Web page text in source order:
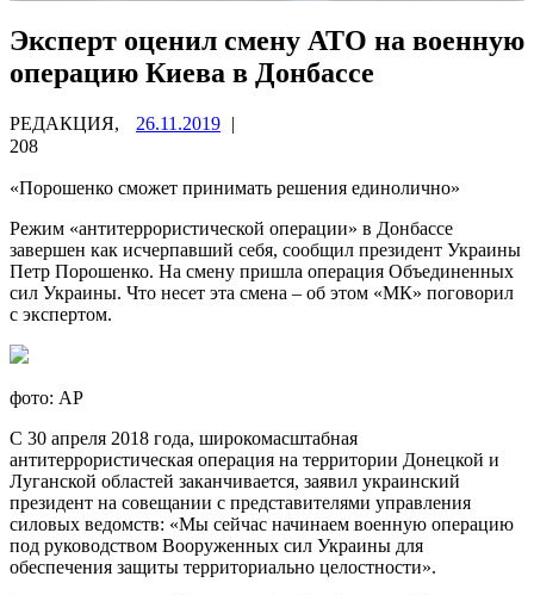
Эксперт оценил смену АТО на военную
операцию Киева в Донбассе
РЕДАКЦИЯ, 26.11.2019 |
208
«Порошенко сможет принимать решения единолично»
Режим «антитеррористической операции» в Донбассе
завершен как исчерпавший себя, сообщил президент Украины
Петр Порошенко. На смену пришла операция Объединенных
сил Украины. Что несет эта смена – об этом «МК» поговорил
с экспертом.
фото: AP
С 30 апреля 2018 года, широкомасштабная
антитеррористическая операция на территории Донецкой и
Луганской областей заканчивается, заявил украинский
президент на совещании с представителями управления
силовых ведомств: «Мы сейчас начинаем военную операцию
под руководством Вооруженных сил Украины для
обеспечения защиты территориально целостности».